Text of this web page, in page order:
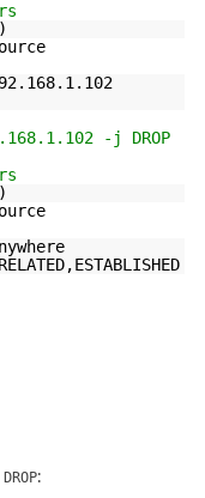
source
-j DROP
source
anywhere
DROP: